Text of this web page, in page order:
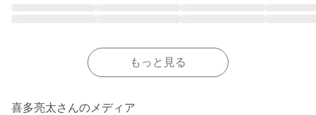
もっと見る
喜多亮太さんのメディア